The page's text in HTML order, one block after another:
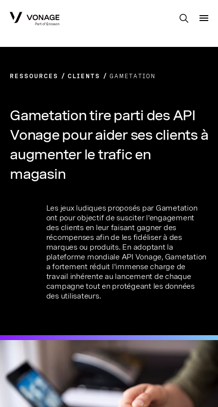
RESSOURCES CLIENTS GAMETATION
Gametation tire parti des API
Vonage pour aider ses clients à
augmenter le trafic en
magasin
Les jeux ludiques proposés par Gametation
ont pour objectif de susciter l'engagement
des clients en leur faisant gagner des
récompenses afin de les fidéliser à des
marques ou produits. En adoptant la
plateforme mondiale API Vonage, Gametation
a fortement réduit l'immense charge de
travail inhérente au lancement de chaque
campagne tout en protégeant les données
des utilisateurs.